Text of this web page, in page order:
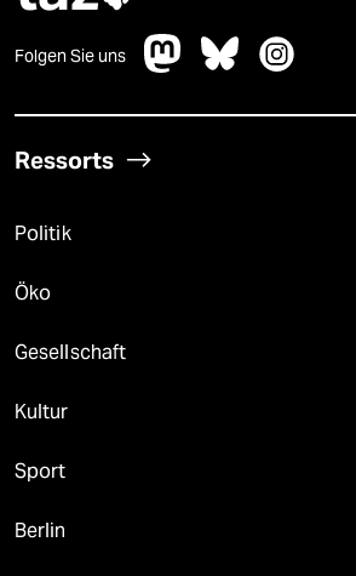
Folgen Sie uns
Ressorts
Politik
Öko
Gesellschaft
Kultur
Sport
Berlin